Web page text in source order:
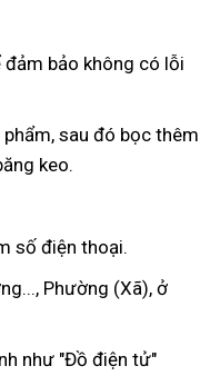
bảo không có lỗi
sau đó bọc thêm
keo.
số điện thoại.
Phường (Xã), ở
như "Đồ điện tử"